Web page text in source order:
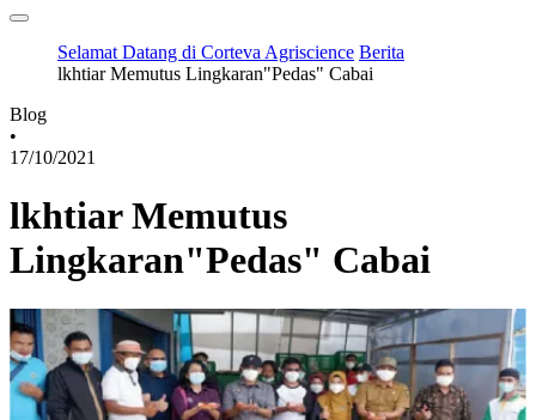
Selamat Datang di Corteva Agriscience Berita
lkhtiar Memutus Lingkaran"Pedas" Cabai
Blog
•
17/10/2021
lkhtiar Memutus
Lingkaran"Pedas" Cabai